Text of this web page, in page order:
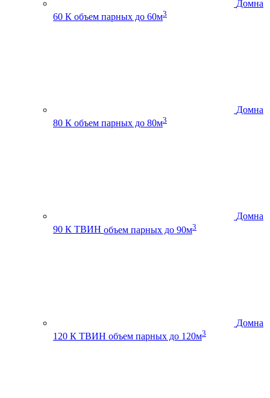
Домна
60 К объем парных до 60м3
Домна
80 К объем парных до 80м3
Домна
90 К ТВИН объем парных до 90м3
Домна
120 К ТВИН объем парных до 120м3